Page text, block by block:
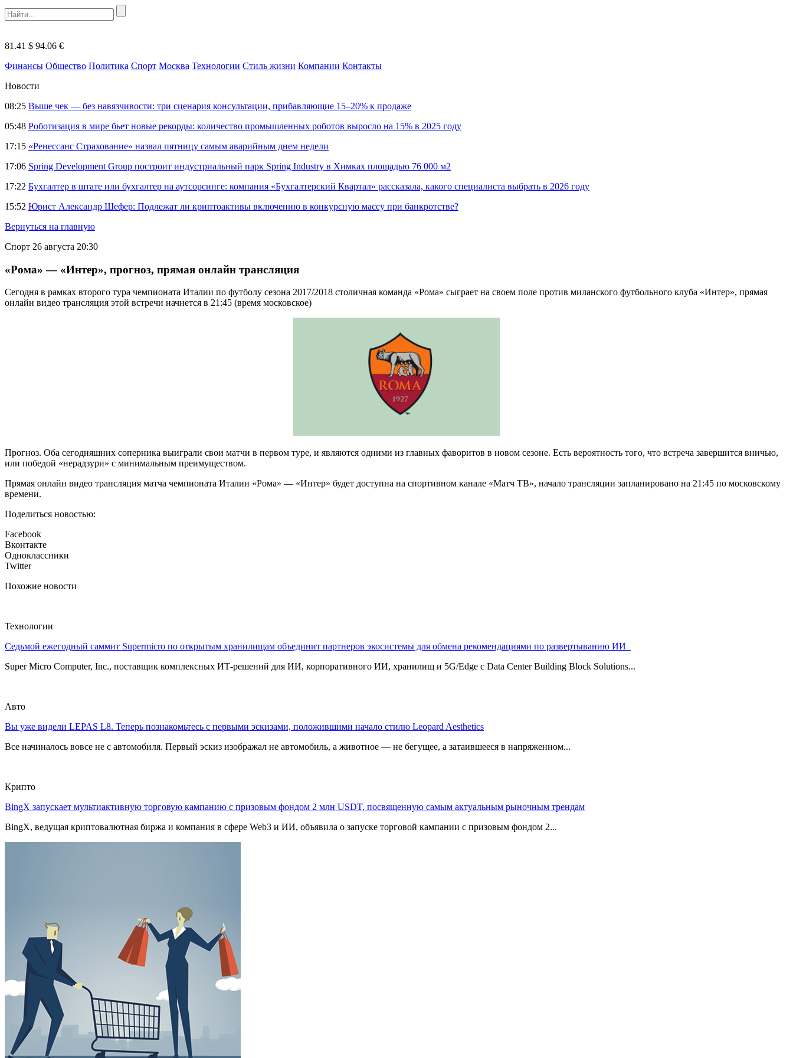
81.41 $ 94.06 €
Финансы Общество Политика Спорт Москва Технологии Стиль жизни Компании Контакты
Новости
08:25 Выше чек — без навязчивости: три сценария консультации, прибавляющие 15–20% к продаже
05:48 Роботизация в мире бьет новые рекорды: количество промышленных роботов выросло на 15% в 2025 году
17:15 «Ренессанс Страхование» назвал пятницу самым аварийным днем недели
17:06 Spring Development Group построит индустриальный парк Spring Industry в Химках площадью 76 000 м2
17:22 Бухгалтер в штате или бухгалтер на аутсорсинге: компания «Бухгалтерский Квартал» рассказала, какого специалиста выбрать в 2026 году
15:52 Юрист Александр Шефер: Подлежат ли криптоактивы включению в конкурсную массу при банкротстве?
Вернуться на главную
Спорт 26 августа 20:30
«Рома» — «Интер», прогноз, прямая онлайн трансляция
Сегодня в рамках второго тура чемпионата Италии по футболу сезона 2017/2018 столичная команда «Рома» сыграет на своем поле против миланского футбольного клуба «Интер», прямая
онлайн видео трансляция этой встречи начнется в 21:45 (время московское)
Прогноз. Оба сегодняшних соперника выиграли свои матчи в первом туре, и являются одними из главных фаворитов в новом сезоне. Есть вероятность того, что встреча завершится вничью,
или победой «нерадзури» с минимальным преимуществом.
Прямая онлайн видео трансляция матча чемпионата Италии «Рома» — «Интер» будет доступна на спортивном канале «Матч ТВ», начало трансляции запланировано на 21:45 по московскому
времени.
Поделиться новостью:
Facebook
Вконтакте
Одноклассники
Twitter
Похожие новости
Технологии
Седьмой ежегодный саммит Supermicro по открытым хранилищам объединит партнеров экосистемы для обмена рекомендациями по развертыванию ИИ
Super Micro Computer, Inc., поставщик комплексных ИТ-решений для ИИ, корпоративного ИИ, хранилищ и 5G/Edge с Data Center Building Block Solutions...
Авто
Вы уже видели LEPAS L8. Теперь познакомьтесь с первыми эскизами, положившими начало стилю Leopard Aesthetics
Все начиналось вовсе не с автомобиля. Первый эскиз изображал не автомобиль, а животное — не бегущее, а затаившееся в напряженном...
Крипто
BingX запускает мультиактивную торговую кампанию с призовым фондом 2 млн USDT, посвященную самым актуальным рыночным трендам
BingX, ведущая криптовалютная биржа и компания в сфере Web3 и ИИ, объявила о запуске торговой кампании с призовым фондом 2...